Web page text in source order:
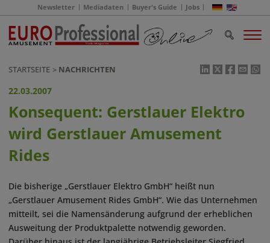
Newsletter Mediadaten Buyer's Guide Jobs
STARTSEITE NACHRICHTEN
22.03.2007
Konsequent: Gerstlauer Elektro
wird Gerstlauer Amusement
Rides
Die bisherige „Gerstlauer Elektro GmbH“ heißt nun
„Gerstlauer Amusement Rides GmbH“. Wie das Unternehmen
mitteilt, sei die Namensänderung aufgrund der erheblichen
Ausweitung der Produktpalette notwendig geworden.